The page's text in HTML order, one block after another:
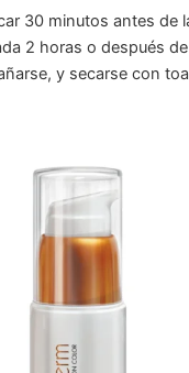
30 minutos antes de
2 horas o después
y secarse con